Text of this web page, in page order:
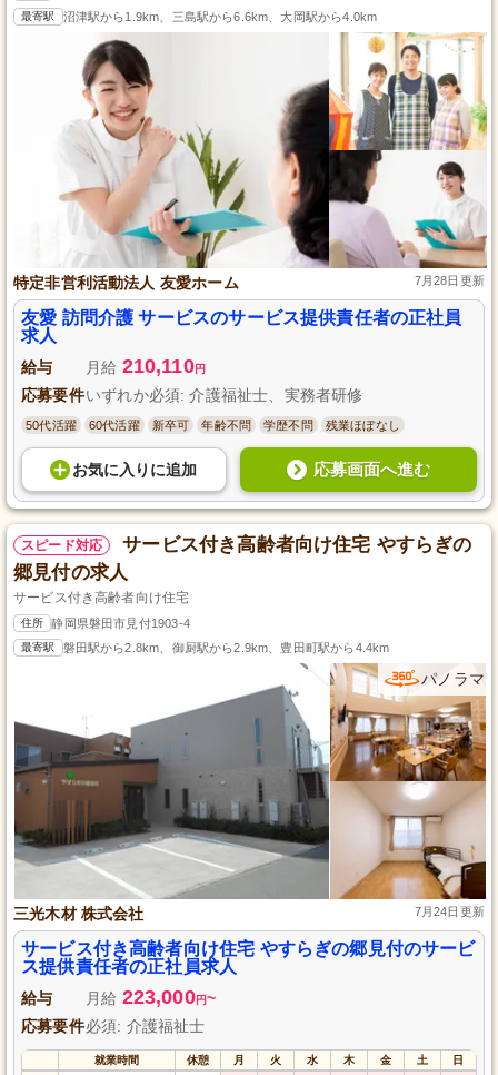
最寄駅 沼津駅から1.9km、三島駅から6.6km、大岡駅から4.0km
特定非営利活動法人 友愛ホーム 7月28日更新
友愛 訪問介護 サービスのサービス提供責任者の正社員
求人
給与 月給 210,110円
応募要件いずれか必須: 介護福祉士、実務者研修
50代活躍 60代活躍 新卒可 年齢不問 学歴不問 残業ほぼなし
お気に入り に追加 応募画面へ進む
スピード対応
サービス付き高齢者向け住宅 やすらぎの
郷見付の求人
サービス付き高齢者向け住宅
住所 静岡県磐田市見付1903-4
最寄駅 磐田駅から2.8km、御厨駅から2.9km、豊田町駅から4.4km
パノラマ
三光木材 株式会社 7月24日更新
サービス付き高齢者向け住宅 やすらぎの郷見付のサービ
ス提供責任者の正社員求人
給与 月給 223,000円~
応募要件必須: 介護福祉士
就業時間 休憩 月 火 水 木 金 土 日